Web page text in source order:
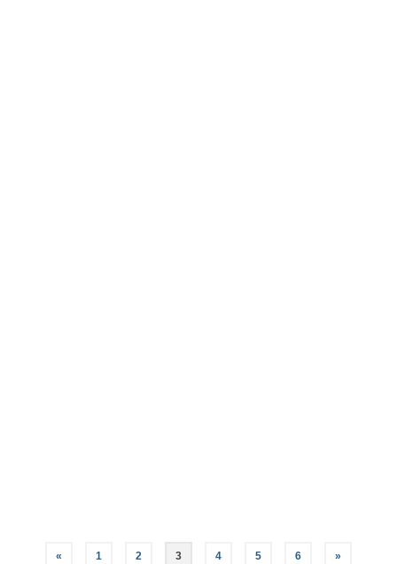
« 1 2 3 4 5 6 »